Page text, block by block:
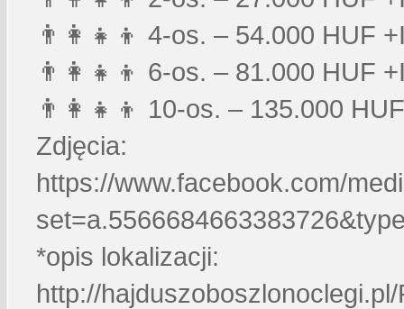
👨‍👩‍👧‍👦 4-os. – 54.000 HUF
👨‍👩‍👧‍👦 6-os. – 81.000 HUF
👨‍👩‍👧‍👦 10-os. – 135.000
Zdjęcia:
https://www.facebook.com/
*opis lokalizacji:
http://